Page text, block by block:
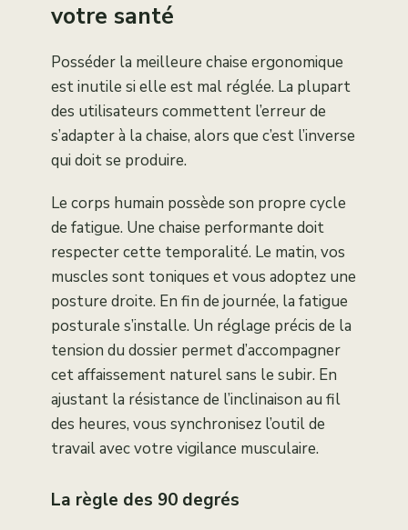
votre santé
Posséder la meilleure chaise ergonomique
est inutile si elle est mal réglée. La plupart
des utilisateurs commettent l’erreur de
s’adapter à la chaise, alors que c’est l’inverse
qui doit se produire.
Le corps humain possède son propre cycle
de fatigue. Une chaise performante doit
respecter cette temporalité. Le matin, vos
muscles sont toniques et vous adoptez une
posture droite. En fin de journée, la fatigue
posturale s’installe. Un réglage précis de la
tension du dossier permet d’accompagner
cet affaissement naturel sans le subir. En
ajustant la résistance de l’inclinaison au fil
des heures, vous synchronisez l’outil de
travail avec votre vigilance musculaire.
La règle des 90 degrés